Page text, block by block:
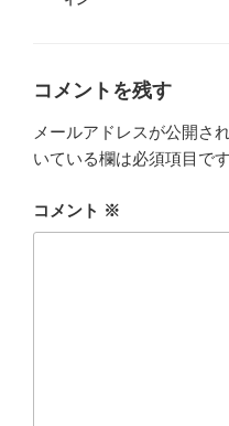
コメントを残す
メールアドレスが公開さ
いている欄は必須項目です
コメント ※